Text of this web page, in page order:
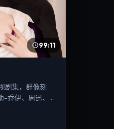
99:11
剧集，群像刻
-乔伊、周迅、